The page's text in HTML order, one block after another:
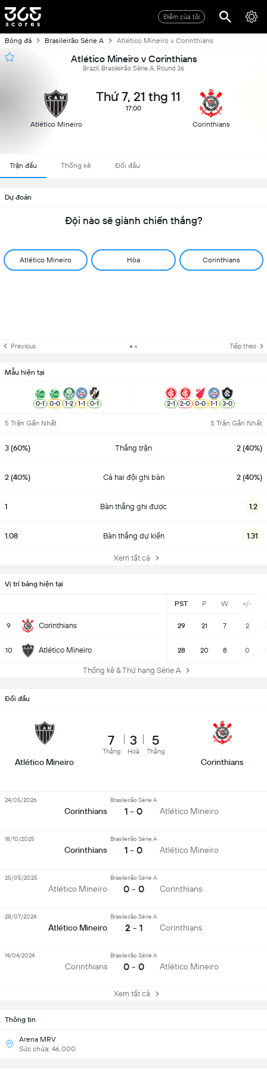
Điểm của tôi
Bóng đá Brasileirão Série A Atlético Mineiro v Corinthians
Atlético Mineiro v Corinthians
Brazil, Brasileirão Série A, Round 36
Atlético Mineiro
Thứ 7, 21 thg 11
17:00
Corinthians
Trận đấu Thống kê Đối đầu
Dự đoán
Đội nào sẽ giành chiến thắng?
Atlético Mineiro Hòa Corinthians
Previous Tiếp theo
Mẫu hiện tại
0-1 0-0 1-2 1-1 0-1 2-1 2-0 0-0 1-1 3-0
5 Trận Gần Nhất 5 Trận Gần Nhất
3 (60%) Thắng trận 2 (40%)
2 (40%) Cả hai đội ghi bàn 2 (40%)
1 Bàn thắng ghi được 1.2
1.08 Bàn thắng dự kiến 1.31
Xem tất cả
Vị trí bảng hiện tại
PST P W +/-
9 Corinthians 29 21 7 2
10 Atlético Mineiro 28 20 8 0
Thống kê & Thứ hạng Série A
Thông tin
Arena MRV
Sức chứa: 46,000
Đối đầu
Atlético Mineiro
7
Thắng
3
Hoà
5
Thắng
Corinthians
Corinthians
Brasileirão Série A
1 - 0 Atlético Mineiro
24/05/2026
Corinthians
Brasileirão Série A
1 - 0 Atlético Mineiro
18/10/2025
Atlético Mineiro
Brasileirão Série A
0 - 0 Corinthians
25/05/2025
Atlético Mineiro
Brasileirão Série A
2 - 1 Corinthians
28/07/2024
Corinthians
Brasileirão Série A
0 - 0 Atlético Mineiro
14/04/2024
Xem tất cả